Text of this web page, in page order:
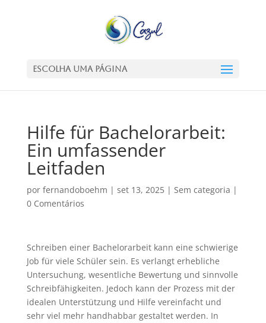
Escolha uma Página
Hilfe für Bachelorarbeit:
Ein umfassender
Leitfaden
por fernandoboehm | set 13, 2025| Sem categoria |
0 Comentários
Schreiben einer Bachelorarbeit kann eine schwierige
Job für viele Schüler sein. Es verlangt erhebliche
Untersuchung, wesentliche Bewertung und sinnvolle
Schreibfähigkeiten. Jedoch kann der Prozess mit der
idealen Unterstützung und Hilfe vereinfacht und
sehr viel mehr handhabbar gestaltet werden. In